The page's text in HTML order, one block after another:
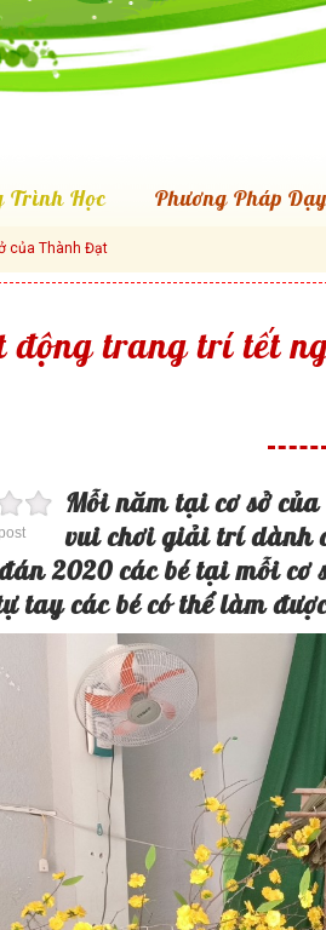
Trình Học Phương Pháp
của Thành Đạt
động trang trí tết
Mỗi năm tại cơ sở
vui chơi giải trí dành
2020 các bé tại mỗi cơ
tay các bé có thể làm